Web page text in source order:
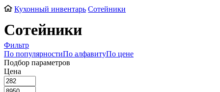
Кухонный инвентарь Сотейники
Сотейники
Фильтр
По популярностиПо алфавитуПо цене
Подбор параметров
Цена